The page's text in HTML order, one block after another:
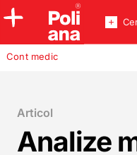
Policlinica
Cont medic
Articol
Analize